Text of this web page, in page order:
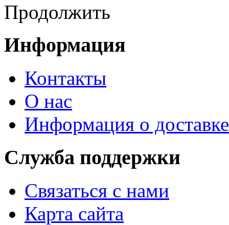
Продолжить
Информация
Контакты
О нас
Информация о доставке
Служба поддержки
Связаться с нами
Карта сайта